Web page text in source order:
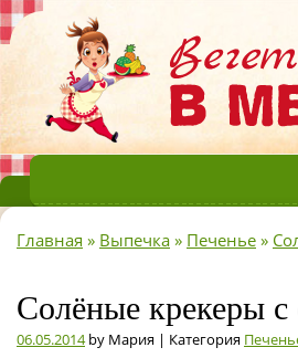
Главная » Выпечка » Печенье »
Солёные крекеры с
06.05.2014by Мария | Категория